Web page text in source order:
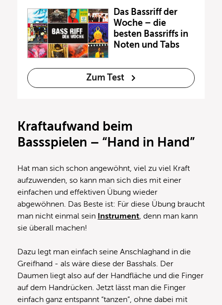
Das Bassriff der
Woche – die
besten Bassriffs in
Noten und Tabs
Zum Test
Kraftaufwand beim
Bassspielen – “Hand in Hand”
Hat man sich schon angewöhnt, viel zu viel Kraft
aufzuwenden, so kann man sich dies mit einer
einfachen und effektiven Übung wieder
abgewöhnen. Das Beste ist: Für diese Übung braucht
man nicht einmal sein Instrument, denn man kann
sie überall machen!
Dazu legt man einfach seine Anschlaghand in die
Greifhand ‑ als wäre diese der Basshals. Der
Daumen liegt also auf der Handfläche und die Finger
auf dem Handrücken. Jetzt lässt man die Finger
einfach ganz entspannt “tanzen”, ohne dabei mit